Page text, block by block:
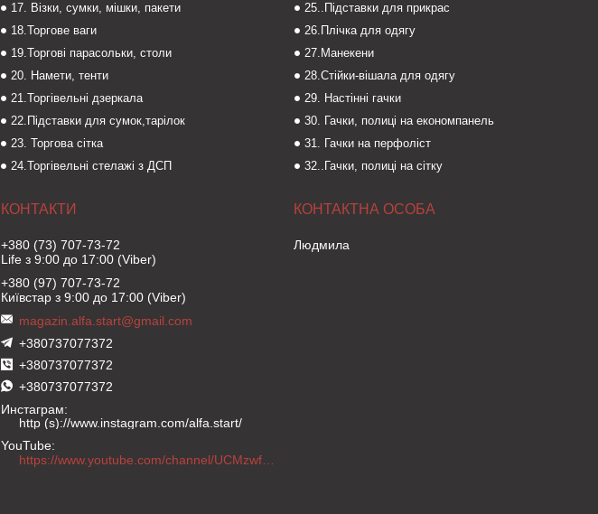
17. Візки, сумки, мішки, пакети
18.Торгове ваги
19.Торгові парасольки, столи
20. Намети, тенти
21.Торгівельні дзеркала
22.Підставки для сумок,тарілок
23. Торгова сітка
24.Торгівельні стелажі з ДСП
25..Підставки для прикрас
26.Плічка для одягу
27.Манекени
28.Стійки-вішала для одягу
29. Настінні гачки
30. Гачки, полиці на економпанель
31. Гачки на перфоліст
32..Гачки, полиці на сітку
+380 (73) 707-73-72
Life з 9:00 до 17:00 (Viber)
+380 (97) 707-73-72
Київстар з 9:00 до 17:00 (Viber)
magazin.alfa.start@gmail.com
+380737077372
+380737077372
+380737077372
Инстаграм
http (s)://www.instagram.com/alfa.start/
YouTube
https://www.youtube.com/channel/UCMzwfuPdxogFIKF_nELVFNw
Людмила